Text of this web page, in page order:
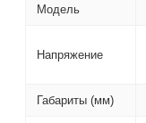
Модель
Напряжение
Габариты (мм)